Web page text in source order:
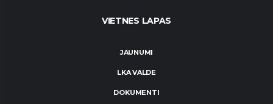
VIETNES LAPAS
JAUNUMI
LKA VALDE
DOKUMENTI